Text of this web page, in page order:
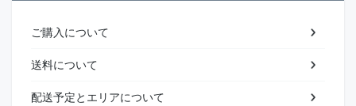
ご購入について
送料について
配送予定とエリアについて